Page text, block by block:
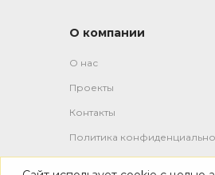
О компании
О нас
Проекты
Контакты
Политика